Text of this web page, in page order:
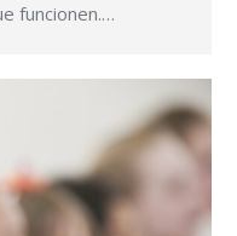
funcionen.…